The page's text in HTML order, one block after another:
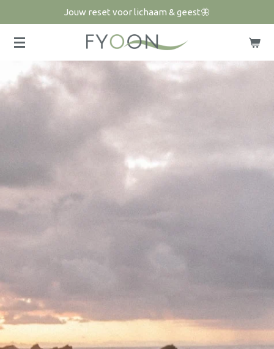
direct
naar
hoofdinhoud
Jouw reset voor lichaam & geest🦋